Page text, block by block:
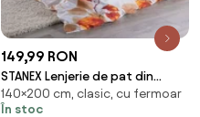
149,99 RON
STANEX Lenjerie de pat din
bumbac LORETTA pat simplu
140×200 cm, clasic, cu fermoar
În stoc